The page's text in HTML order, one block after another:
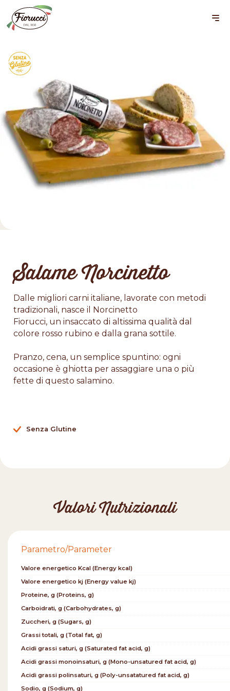
Salami
Salame Norcinetto
Dalle migliori carni italiane, lavorate con metodi
tradizionali, nasce il Norcinetto
Fiorucci, un insaccato di altissima qualità dal
colore rosso rubino e dalla grana sottile.
Pranzo, cena, un semplice spuntino: ogni
occasione è ghiotta per assaggiare una o più
fette di questo salamino.
Senza Glutine
Valori Nutrizionali
Parametro/Parameter
Valore energetico Kcal (Energy kcal)
Valore energetico kj (Energy value kj)
Proteine, g (Proteins, g)
Carboidrati, g (Carbohydrates, g)
Zuccheri, g (Sugars, g)
Grassi totali, g (Total fat, g)
Acidi grassi saturi, g (Saturated fat acid, g)
Acidi grassi monoinsaturi, g (Mono-unsatured fat acid, g)
Acidi grassi polinsaturi, g (Poly-unsatatured fat acid, g)
Sodio, g (Sodium, g)